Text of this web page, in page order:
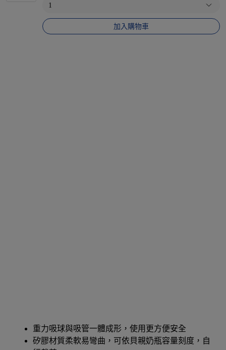
加入購物車
重力吸球與吸管一體成形，使用更方便安全
矽膠材質柔軟易彎曲，可依貝親奶瓶容量刻度，自